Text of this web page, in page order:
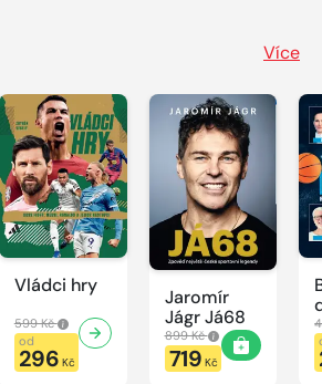
Více
Vládci hry
599 Kč
od
296 Kč
Jaromír
Jágr Já68
899 Kč
719 Kč